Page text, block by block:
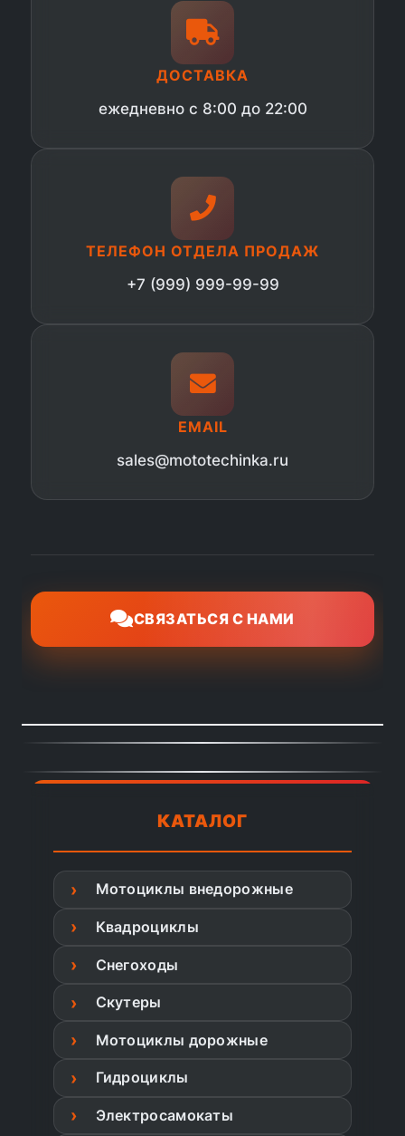
ДОСТАВКА
ежедневно с 8:00 до 22:00
ТЕЛЕФОН ОТДЕЛА ПРОДАЖ
+7 (999) 999-99-99
EMAIL
sales@mototechinka.ru
СВЯЗАТЬСЯ С НАМИ
КАТАЛОГ
Мотоциклы внедорожные
Квадроциклы
Снегоходы
Скутеры
Мотоциклы дорожные
Гидроциклы
Электросамокаты